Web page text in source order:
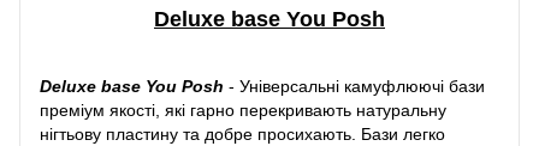
Deluxe base You Posh
Deluxe base You Posh - Універсальні камуфлюючі бази
преміум якості, які гарно перекривають натуральну
нігтьову пластину та добре просихають. Бази легко